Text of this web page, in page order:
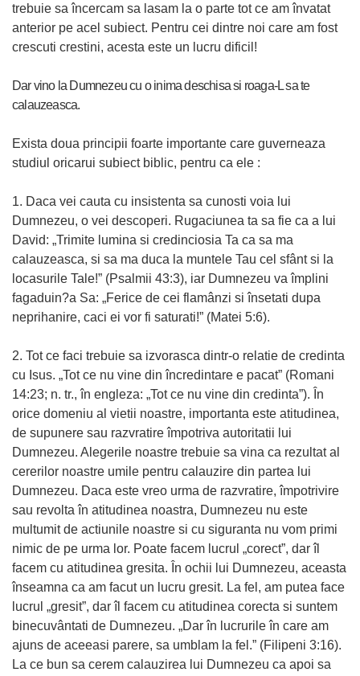
trebuie sa încercam sa lasam la o parte tot ce am învatat
anterior pe acel subiect. Pentru cei dintre noi care am fost
crescuti crestini, acesta este un lucru dificil!
Dar vino la Dumnezeu cu o inima deschisa si roaga-L sa te
calauzeasca.
Exista doua principii foarte importante care guverneaza
studiul oricarui subiect biblic, pentru ca ele :
1. Daca vei cauta cu insistenta sa cunosti voia lui
Dumnezeu, o vei descoperi. Rugaciunea ta sa fie ca a lui
David: „Trimite lumina si credinciosia Ta ca sa ma
calauzeasca, si sa ma duca la muntele Tau cel sfânt si la
locasurile Tale!” (Psalmii 43:3), iar Dumnezeu va împlini
fagaduin?a Sa: „Ferice de cei flamânzi si însetati dupa
neprihanire, caci ei vor fi saturati!” (Matei 5:6).
2. Tot ce faci trebuie sa izvorasca dintr-o relatie de credinta
cu Isus. „Tot ce nu vine din încredintare e pacat” (Romani
14:23; n. tr., în engleza: „Tot ce nu vine din credinta”). În
orice domeniu al vietii noastre, importanta este atitudinea,
de supunere sau razvratire împotriva autoritatii lui
Dumnezeu. Alegerile noastre trebuie sa vina ca rezultat al
cererilor noastre umile pentru calauzire din partea lui
Dumnezeu. Daca este vreo urma de razvratire, împotrivire
sau revolta în atitudinea noastra, Dumnezeu nu este
multumit de actiunile noastre si cu siguranta nu vom primi
nimic de pe urma lor. Poate facem lucrul „corect”, dar îl
facem cu atitudinea gresita. În ochii lui Dumnezeu, aceasta
înseamna ca am facut un lucru gresit. La fel, am putea face
lucrul „gresit”, dar îl facem cu atitudinea corecta si suntem
binecuvântati de Dumnezeu. „Dar în lucrurile în care am
ajuns de aceeasi parere, sa umblam la fel.” (Filipeni 3:16).
La ce bun sa cerem calauzirea lui Dumnezeu ca apoi sa